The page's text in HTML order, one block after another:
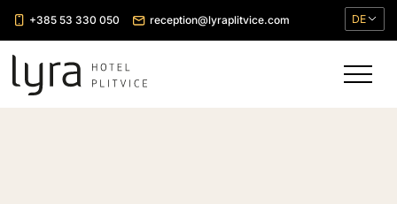
DE
+385 53 330 050 reception@lyraplitvice.com